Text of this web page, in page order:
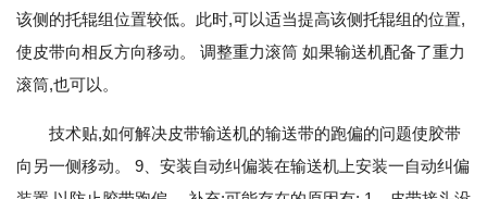
该侧的托辊组位置较低。此时,可以适当提高该侧托辊组的位置,
使皮带向相反方向移动。 调整重力滚筒 如果输送机配备了重力
滚筒,也可以。
技术贴,如何解决皮带输送机的输送带的跑偏的问题使胶带
向另一侧移动。 9、安装自动纠偏装在输送机上安装一自动纠偏